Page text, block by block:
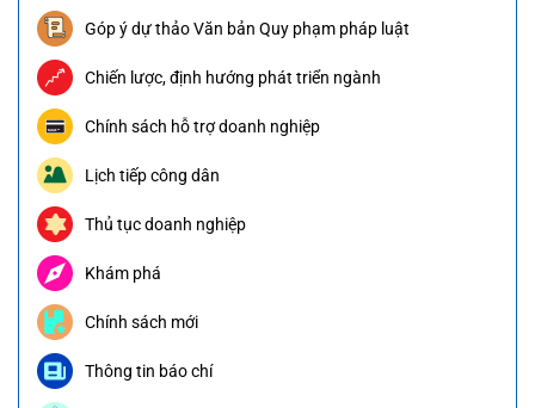
Góp ý dự thảo Văn bản Quy phạm pháp luật
Chiến lược, định hướng phát triển ngành
Chính sách hỗ trợ doanh nghiệp
Lịch tiếp công dân
Thủ tục doanh nghiệp
Khám phá
Chính sách mới
Thông tin báo chí